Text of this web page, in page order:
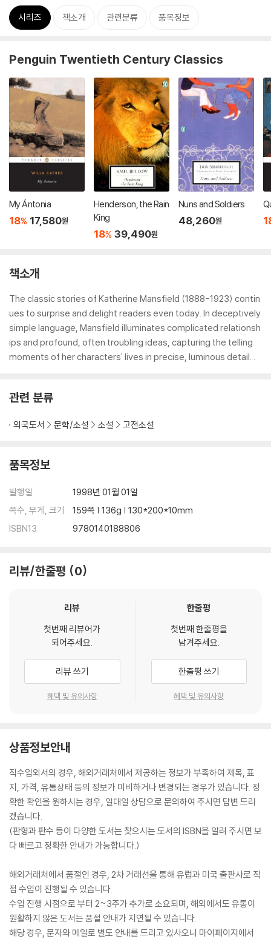
시리즈 책소개 관련분류 품목정보
Penguin Twentieth Century Classics
My Ántonia
18% 17,580원
Henderson, the Rain
King
18% 39,490원
Nuns and Soldiers
48,260원
책소개
The classic stories of Katherine Mansfield (1888-1923) contin
ues to surprise and delight readers even today. In deceptively
simple language, Mansfield illuminates complicated relationsh
ips and profound, often troubling ideas, capturing the telling
moments of her characters' lives in precise, luminous detail. .
관련 분류
외국도서 문학/소설 소설 고전소설
품목정보
발행일
1998년 01월 01일
쪽수, 무게, 크기
159쪽 | 136g | 130*200*10mm
ISBN13
9780140188806
리뷰/한줄평 0
리뷰
첫번째 리뷰어가
되어주세요.
리뷰 쓰기
혜택 및 유의사항
한줄평
첫번째 한줄평을
남겨주세요.
한줄평 쓰기
혜택 및 유의사항
상품정보안내
직수입외서의 경우, 해외거래처에서 제공하는 정보가 부족하여 제목, 표
지, 가격, 유통상태 등의 정보가 미비하거나 변경되는 경우가 있습니다. 정
확한 확인을 원하시는 경우, 일대일 상담으로 문의하여 주시면 답변 드리
겠습니다.
(판형과 판수 등이 다양한 도서는 찾으시는 도서의 ISBN을 알려 주시면 보
다 빠르고 정확한 안내가 가능합니다.)
해외거래처에서 품절인 경우, 2차 거래선을 통해 유럽과 미국 출판사로 직
접 수입이 진행될 수 있습니다.
수입 진행 시점으로 부터 2~3주가 추가로 소요되며, 해외에서도 유통이
원활하지 않은 도서는 품절 안내가 지연될 수 있습니다.
해당 경우, 문자와 메일로 별도 안내를 드리고 있사오니 마이페이지에서